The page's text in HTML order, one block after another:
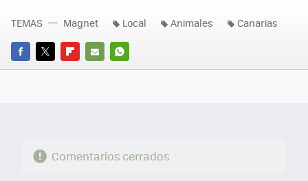
FACEBOOK
TWITTERFLIPBOARD
E-
WHATSAPP
TEMAS Magnet Local Animales Canarias
Comentarios cerrados